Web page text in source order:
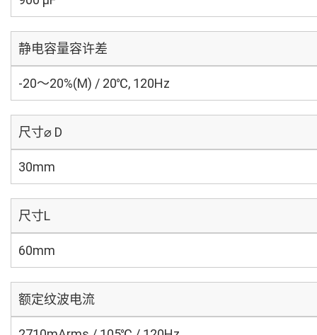
静电容量容许差
-20～20%(M) / 20℃, 120Hz
尺寸⌀ D
30mm
尺寸L
60mm
额定纹波电流